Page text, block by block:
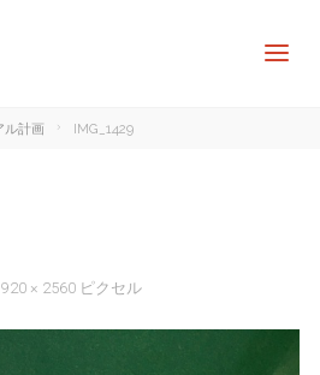
ル計画 IMG_1429
× 2560 ピクセル